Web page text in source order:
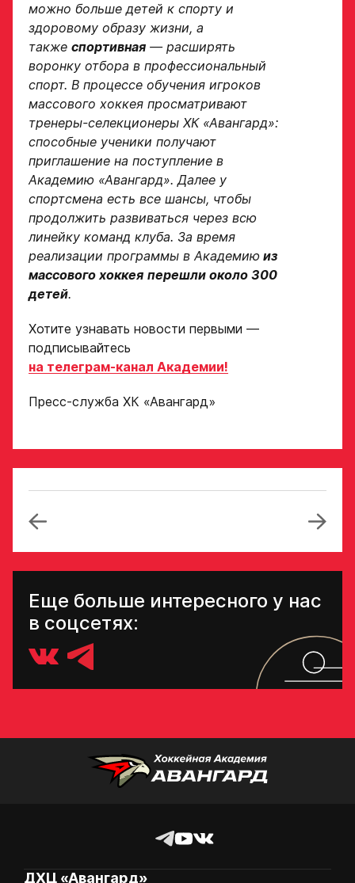
можно больше детей к спорту и
здоровому образу жизни, а
также спортивная — расширять
воронку отбора в профессиональный
спорт. В процессе обучения игроков
массового хоккея просматривают
тренеры-селекционеры ХК «Авангард»:
способные ученики получают
приглашение на поступление в
Академию «Авангард». Далее у
спортсмена есть все шансы, чтобы
продолжить развиваться через всю
линейку команд клуба. За время
реализации программы в Академию из
массового хоккея перешли около 300
детей.
Хотите узнавать новости первыми —
подписывайтесь
на телеграм-канал Академии!
Пресс-служба ХК «Авангард»
Еще больше интересного у нас
в соцсетях:
ДХЦ «Авангард»